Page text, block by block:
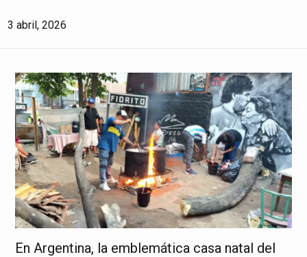
3 abril, 2026
En Argentina, la emblemática casa natal del